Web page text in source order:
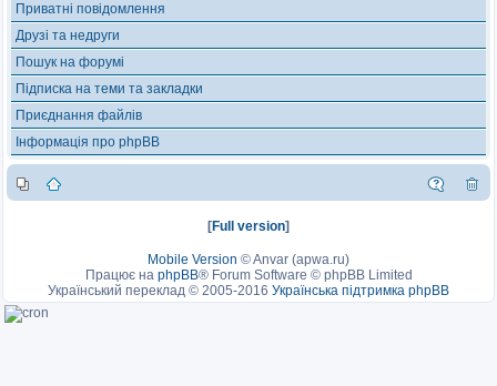
Приватні повідомлення
Друзі та недруги
Пошук на форумі
Підписка на теми та закладки
Приєднання файлів
Інформація про phpBB
[Full version]
Mobile Version ©Anvar (apwa.ru)
Працює на phpBB® Forum Software © phpBB Limited
Український переклад © 2005-2016 Українська підтримка phpBB